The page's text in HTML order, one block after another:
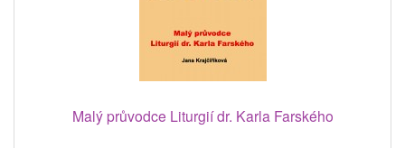
Malý průvodce Liturgií dr. Karla Farského